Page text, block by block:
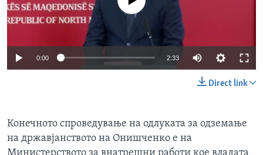
0:00 2:33
Direct link
Конечното спроведување на одлуката за одземање
на државјанството на Онишченко е на